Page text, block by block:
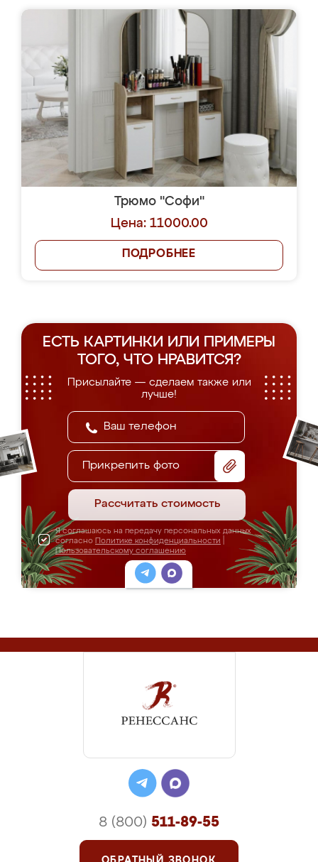
Трюмо "Софи"
Цена: 11000.00
ПОДРОБНЕЕ
ЕСТЬ КАРТИНКИ ИЛИ ПРИМЕРЫ
ТОГО, ЧТО НРАВИТСЯ?
Присылайте — сделаем также или
лучше!
Прикрепить фото
Рассчитать стоимость
Я соглашаюсь на передачу персональных данных
согласно Политике конфиденциальности
Пользовательскому соглашению
8 (800) 511-89-55